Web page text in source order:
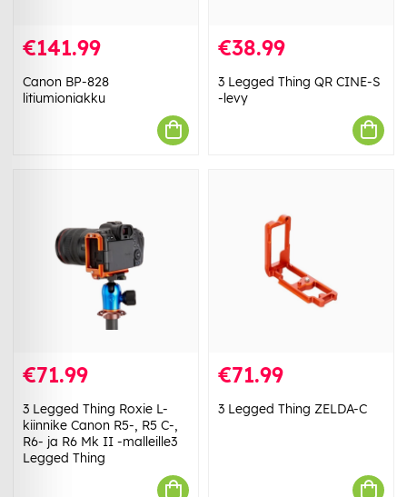
€141.99
Canon BP-828
litiumioniakku
€38.99
3 Legged Thing QR CINE-S
-levy
€71.99
3 Legged Thing Roxie L-
kiinnike Canon R5-, R5 C-,
R6- ja R6 Mk II -malleille3
Legged Thing
€71.99
3 Legged Thing ZELDA-C